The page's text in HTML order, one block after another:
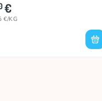
€
€/KG